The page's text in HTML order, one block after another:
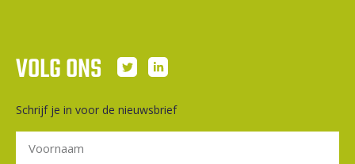
VOLG ONS
Schrijf je in voor de nieuwsbrief